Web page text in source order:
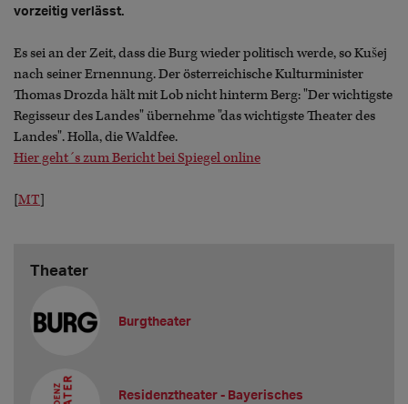
vorzeitig verlässt.
Es sei an der Zeit, dass die Burg wieder politisch werde, so Kušej
nach seiner Ernennung. Der österreichische Kulturminister
Thomas Drozda hält mit Lob nicht hinterm Berg: "Der wichtigste
Regisseur des Landes" übernehme "das wichtigste Theater des
Landes". Holla, die Waldfee.
Hier geht´s zum Bericht bei Spiegel online
[MT]
Theater
Burgtheater
Residenztheater - Bayerisches